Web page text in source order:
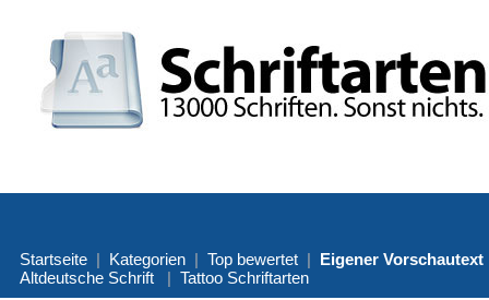
Startseite | Kategorien | Top bewertet | Eigener Vorschautext
Altdeutsche Schrift | Tattoo Schriftarten